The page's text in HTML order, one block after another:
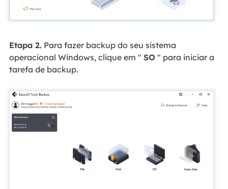
Etapa 2.Para fazer backup do seu sistema
operacional Windows, clique em " SO " para iniciar a
tarefa de backup.